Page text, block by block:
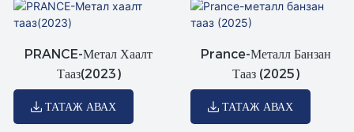
PRANCE-Метал Хаалт
Тааз(2023)
ТАТАЖ АВАХ
Prance-Металл Банзан
Тааз (2025)
ТАТАЖ АВАХ